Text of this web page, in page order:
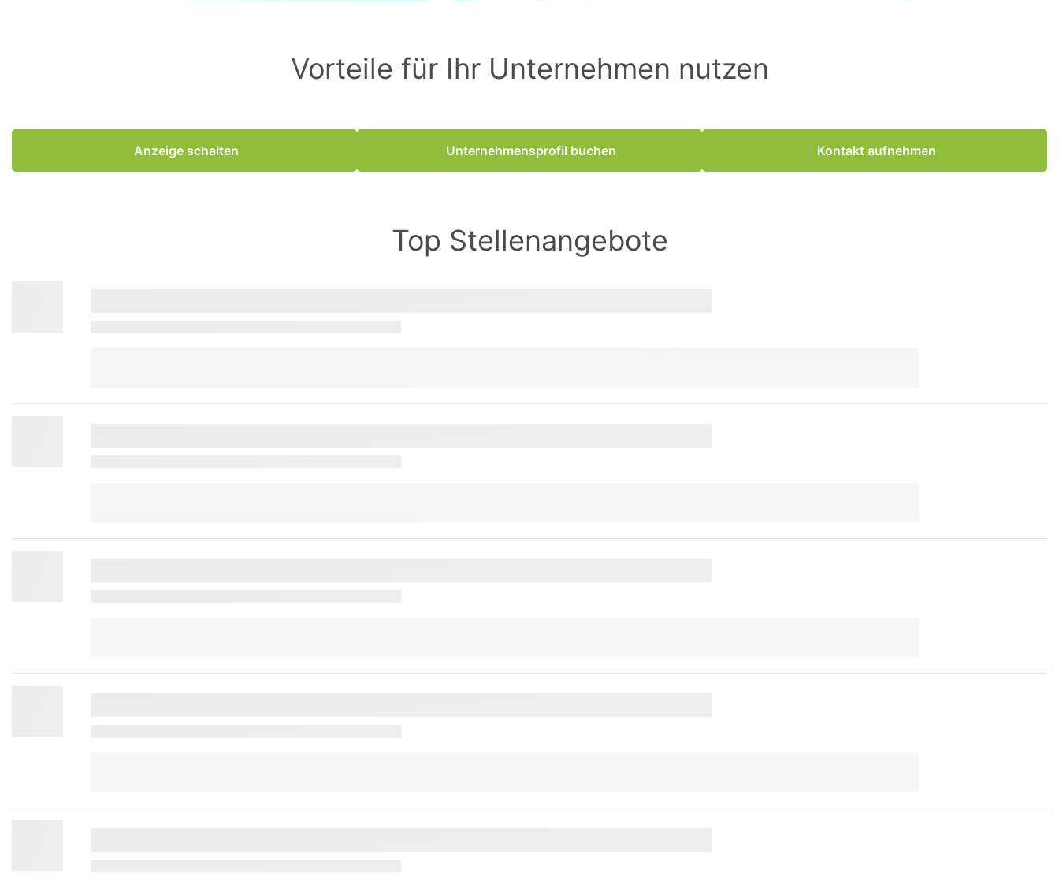
Vorteile für Ihr Unternehmen nutzen
Anzeige schalten Unternehmensprofil buchen Kontakt aufnehmen
Top Stellenangebote